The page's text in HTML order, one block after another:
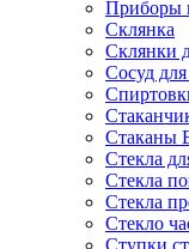
Приборы
Склянка
Склянки
Сосуд
Стаканы
Стекла
Стекла
Стекла
Стекло
Ступки